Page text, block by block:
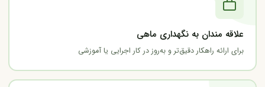
علاقه مندان به نگهداری ماهی
برای ارائه راهکار دقیق‌تر و به‌روز در کار اجرایی یا آموزشی